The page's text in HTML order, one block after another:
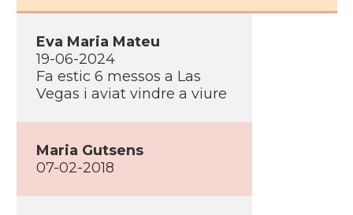
Eva Maria Mateu
19-06-2024
Fa estic 6 messos a Las
Vegas i aviat vindre a viure
Maria Gutsens
07-02-2018